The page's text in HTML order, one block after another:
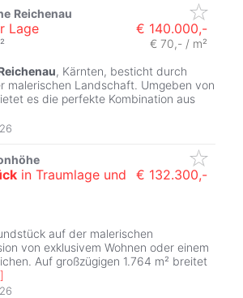
Reichenau
Lage € 140.000,-
€ 70,- / m²
, Kärnten, besticht durch
malerischen Landschaft. Umgeben von
es die perfekte Kombination aus
in Traumlage und
€ 132.300,-
auf der malerischen
von exklusivem Wohnen oder einem
Auf großzügigen 1.764 m² breitet
]